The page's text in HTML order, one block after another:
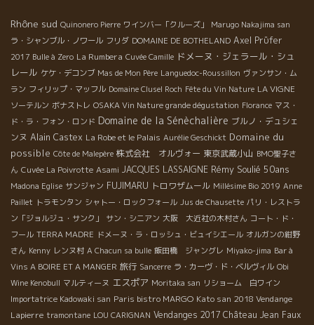
Rhône sud Quinonero Pierre ワインバー「クルーズ」
Marugo Nakajima san
ラ・シャンブル・ノワール フリダ DOMAINE DE BOTHELAND Axel Prϋfer
2017 Bulle à Zero La Rumbera Cuvée Camille ドメーヌ・ジェラール・シュ
レール ケケ・デコンブ Mas de Mon Père Languedoc-Roussillon ヴァンサン・ム
ラン フィリップ・マッフル Domaine Clusel Roch Fête du Vin Nature LA VIGNE
ソーテルン ボナストレ OSAKA Vin Nature grande dégustation Florance マス・
ド・ラ・フォン・ロンド Domaine de la Sénèchalière ブルノ・デュシェ
ンヌ Alain Castex La Robe et le Palais Aurélie Geschickt Domaine du
possible Côte de Malepère 株式会社 オルヴォー 東京武蔵小山 BMO聖子さ
ん Cuvée La Poivrotte Asami JACQUES LASSAIGNE Rémy Soulié 50ans
Madona Eglise サンジャン FUJIMARU トロワザムール Millésime Bio 2019 Anne
Paillet トラモンタン シャトー・ロックフォール Jus de Chausette パリ・レストラ
ン「ジョルジュ・サンク」
サン・シニアン 大阪 大近社の木村さん コート・ド・
フール TERRA MADRE ドメーヌ・ラ・ロッシュ・ビュイシエール オルガンの紺野
さん Kenny レンヌ村 A Chacun sa bulle 飯田橋 ジャングレ Miyako-jima Bar à
Vins A BOIRE ET A MANGER 旅行 Sancerre ラ・カーヴ・ド・ベルヴィル Obi
Wine Kenobull マルティーヌ エスポア Moritaka san リショーム 白ワイン
Importatrice Kadowaki san Paris bistro MARGO Kato san 2018 Vendange
Lapierre tramontane LOU CARIGNAN Vendanges 2017 Château Jean Faux